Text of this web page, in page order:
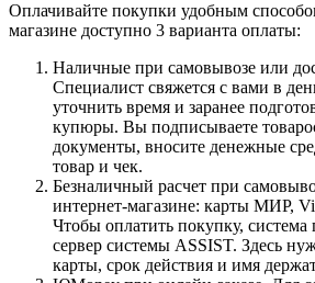
Оплачивайте покупки удобным
магазине доступно 3 варианта оплаты:
Наличные при самовывозе или
Специалист свяжется с вами в
уточнить время и заранее
купюры. Вы подписываете
документы, вносите денежные
товар и чек.
Безналичный расчет при
интернет-магазине: карты МИР,
Чтобы оплатить покупку, система
сервер системы ASSIST. Здесь
карты, срок действия и имя